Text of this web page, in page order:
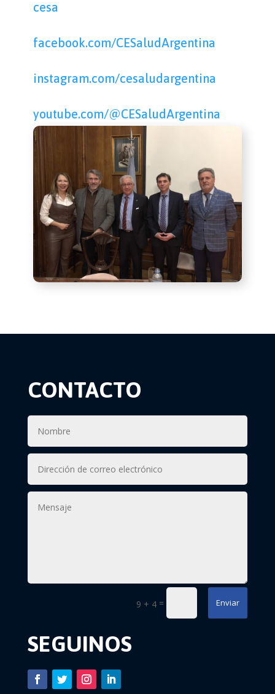
cesa
facebook.com/CESaludArgentina
instagram.com/cesaludargentina
youtube.com/@CESaludArgentina
CONTACTO
9 + 4 = Enviar
SEGUINOS